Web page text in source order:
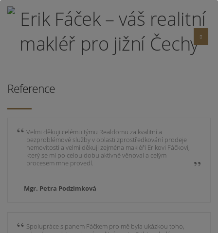
Reference
Velmi děkuji celému týmu Realdomu za kvalitní a
bezproblémové služby v oblasti zprostředkování prodeje
nemovitosti a velmi děkuji zejména makléři Erikovi Fáčkovi,
který se mi po celou dobu aktivně věnoval a celým
procesem mne provedl.
Mgr. Petra Podzimková
Spolupráce s panem Fáčkem pro mě byla ukázkou toho,